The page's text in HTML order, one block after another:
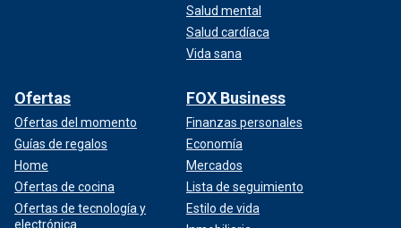
Salud mental
Salud cardíaca
Vida sana
Ofertas
Ofertas del momento
Guías de regalos
Home
Ofertas de cocina
Ofertas de tecnología y
electrónica
FOX Business
Finanzas personales
Economía
Mercados
Lista de seguimiento
Estilo de vida